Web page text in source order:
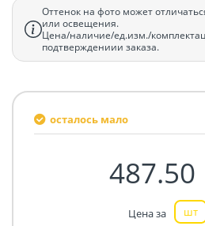
Оттенок на фото может
или освещения.
Цена/наличие/ед.изм./
подтверждениии заказа.
осталось мало
Цена за шт